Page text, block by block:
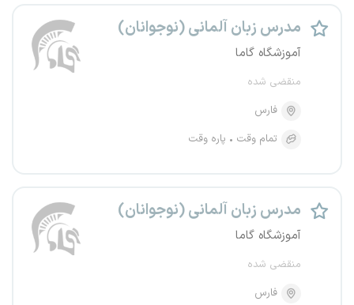
مدرس زبان آلمانی (نوجوانان)
آموزشگاه گاما
منقضی شده
فارس
تمام وقت
پاره وقت
مدرس زبان آلمانی (نوجوانان)
آموزشگاه گاما
منقضی شده
فارس